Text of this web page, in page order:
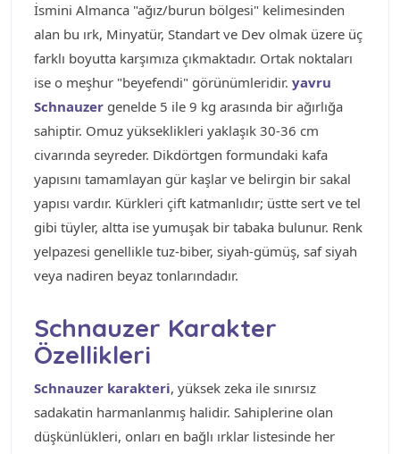
İsmini Almanca "ağız/burun bölgesi" kelimesinden
alan bu ırk, Minyatür, Standart ve Dev olmak üzere üç
farklı boyutta karşımıza çıkmaktadır. Ortak noktaları
ise o meşhur "beyefendi" görünümleridir. yavru
Schnauzer genelde 5 ile 9 kg arasında bir ağırlığa
sahiptir. Omuz yükseklikleri yaklaşık 30-36 cm
civarında seyreder. Dikdörtgen formundaki kafa
yapısını tamamlayan gür kaşlar ve belirgin bir sakal
yapısı vardır. Kürkleri çift katmanlıdır; üstte sert ve tel
gibi tüyler, altta ise yumuşak bir tabaka bulunur. Renk
yelpazesi genellikle tuz-biber, siyah-gümüş, saf siyah
veya nadiren beyaz tonlarındadır.
Schnauzer Karakter
Özellikleri
Schnauzer karakteri, yüksek zeka ile sınırsız
sadakatin harmanlanmış halidir. Sahiplerine olan
düşkünlükleri, onları en bağlı ırklar listesinde her